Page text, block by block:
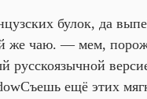
булок, да
же чаю. — мем,
Съешь ещё этих